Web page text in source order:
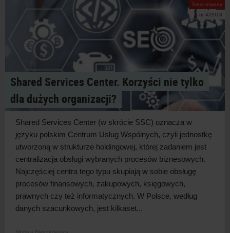
Tekst otwarty
nr 4/2018
Shared Services Center. Korzyści nie tylko
dla dużych organizacji?
Shared Services Center (w skrócie SSC) oznacza w
języku polskim Centrum Usług Wspólnych, czyli jednostkę
utworzoną w strukturze holdingowej, której zadaniem jest
centralizacja obsługi wybranych procesów biznesowych.
Najczęściej centra tego typu skupiają w sobie obsługę
procesów finansowych, zakupowych, księgowych,
prawnych czy też informatycznych. W Polsce, według
danych szacunkowych, jest kilkaset...